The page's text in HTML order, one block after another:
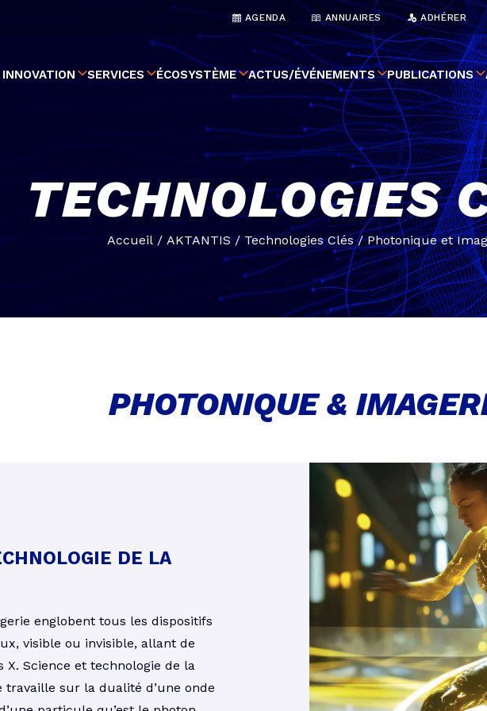
AGENDA ANNUAIRES ADHÉRER
INNOVATION SERVICES ÉCOSYSTÈME ACTUS/ÉVÉNEMENTS PUBLICATIONS
TECHNOLOGIES
Accueil /AKTANTIS/Technologies Clés/Photonique et
PHOTONIQUE &
DE LA
englobent tous les dispositifs
visible ou invisible, allant de
X. Science et technologie de la
sur la dualité d’une onde